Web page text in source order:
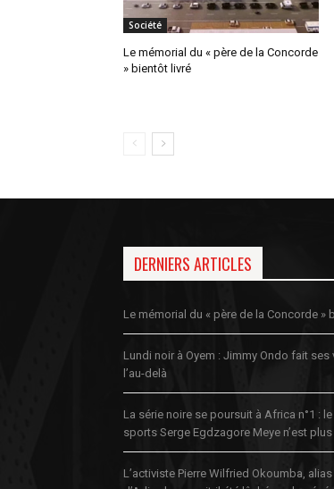
Société
Le mémorial du « père de la Concorde
» bientôt livré
DERNIERS ARTICLES
Le mémorial du « père de la Concorde »
Lundi noir à Oyem : Jimmy Ondo fait ses
l’au-delà
La série noire se poursuit à Africa n°1 :
sports Serge Egdzagore Meye n’est plus
L’activiste Pierre Wilfried Okoumba,